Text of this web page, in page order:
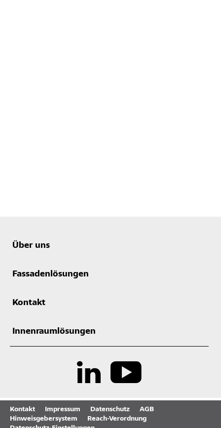
Über uns
Fassadenlösungen
Kontakt
Innenraumlösungen
Kontakt Impressum Datenschutz
AGB
Hinweisgebersystem
Reach-Verordnung